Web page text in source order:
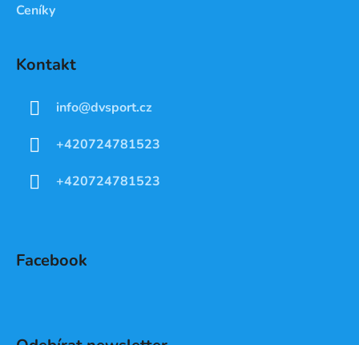
Ceníky
Kontakt
info@dvsport.cz
+420724781523
+420724781523
Facebook